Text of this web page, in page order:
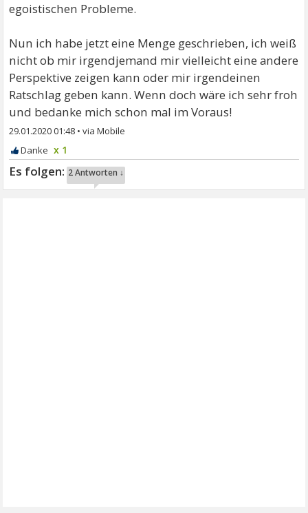
egoistischen Probleme.
Nun ich habe jetzt eine Menge geschrieben, ich weiß
nicht ob mir irgendjemand mir vielleicht eine andere
Perspektive zeigen kann oder mir irgendeinen
Ratschlag geben kann. Wenn doch wäre ich sehr froh
und bedanke mich schon mal im Voraus!
29.01.2020 01:48 •
x 1
2 Antworten ↓